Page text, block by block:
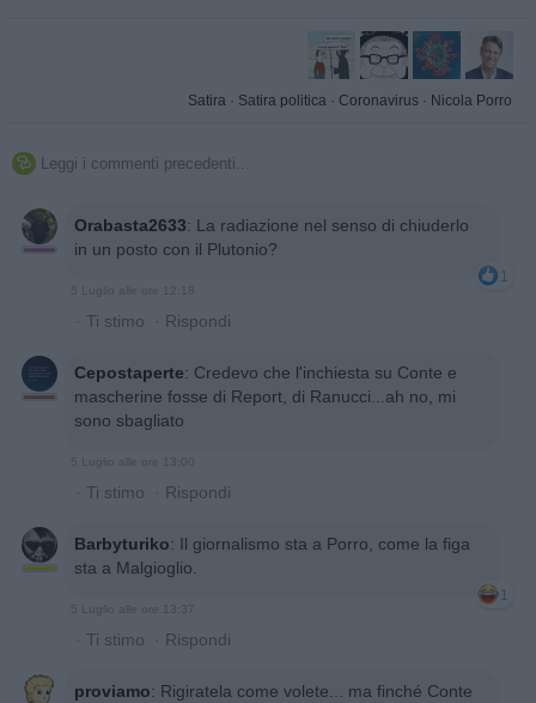
Satira · Satira politica · Coronavirus · Nicola Porro
 Leggi i commenti precedenti...
Orabasta2633: La radiazione nel senso di chiuderlo
in un posto con il Plutonio?
1
5 Luglio alle ore 12:18
· Ti stimo · Rispondi
Cepostaperte: Credevo che l'inchiesta su Conte e
mascherine fosse di Report, di Ranucci...ah no, mi
sono sbagliato
5 Luglio alle ore 13:00
· Ti stimo · Rispondi
Barbyturiko: Il giornalismo sta a Porro, come la figa
sta a Malgioglio.
1
5 Luglio alle ore 13:37
· Ti stimo · Rispondi
proviamo: Rigiratela come volete... ma finché Conte